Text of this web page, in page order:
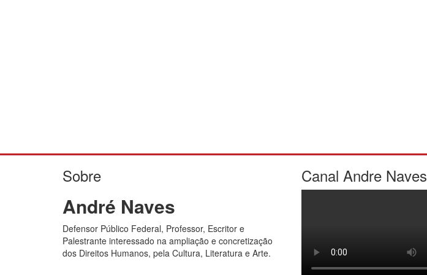
Sobre
André Naves
Defensor Público Federal, Professor, Escritor e
Palestrante interessado na ampliação e concretização
dos Direitos Humanos, pela Cultura, Literatura e Arte.
Canal Andre Naves